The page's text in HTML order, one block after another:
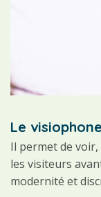
Le visiophone
Il permet de voir,
les visiteurs
modernité et